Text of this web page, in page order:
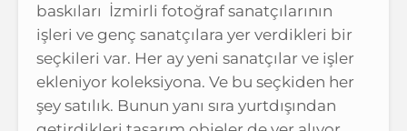
baskıları İzmirli fotoğraf sanatçılarının
işleri ve genç sanatçılara yer verdikleri bir
seçkileri var. Her ay yeni sanatçılar ve işler
ekleniyor koleksiyona. Ve bu seçkiden her
şey satılık. Bunun yanı sıra yurtdışından